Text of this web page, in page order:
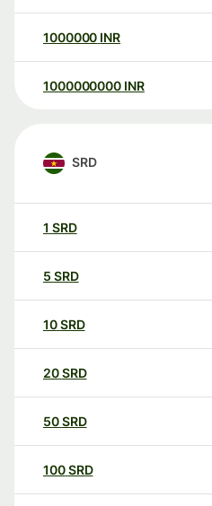
1000000 INR
1000000000 INR
SRD
1 SRD
5 SRD
10SRD
20SRD
50SRD
100SRD